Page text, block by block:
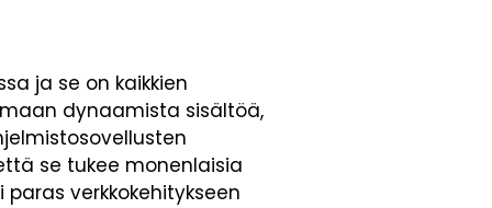
ja se on kaikkien
dynaamista sisältöä,
se tukee monenlaisia
verkkokehitykseen